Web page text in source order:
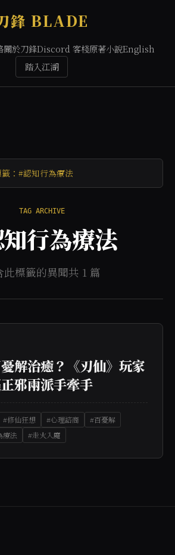
鋒 BLADE
關於刀鋒Discord 客棧原著小說English
踏入江湖
：#認知行為療法
TAG ARCHIVE
行為療法
此標籤的異聞共 1 篇
解治癒？《刃仙》玩家
邪兩派手牽手
#修仙狂想 #心理諮商
#百憂解
療法 #走火入魔